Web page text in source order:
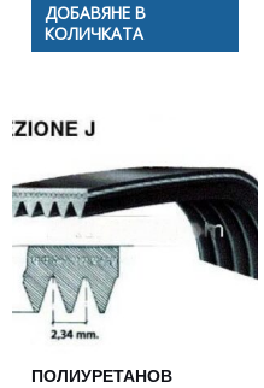
ДОБАВЯНЕ В
КОЛИЧКАТА
ПОЛИУРЕТАНОВ